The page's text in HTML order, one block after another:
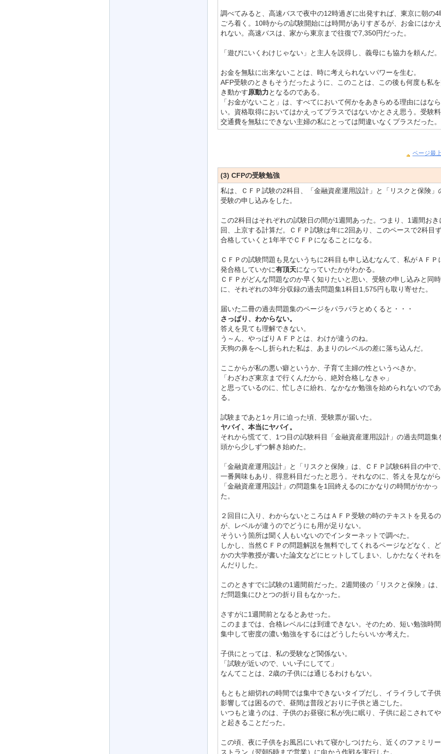
調べてみると、高速バスで夜中の12時過ぎに出発すれば、東京に朝の4
ごろ着く。10時からの試験開始には時間がありすぎるが、お金にはか
れない。高速バスは、家から東京まで往復で7,350円だった。
「遊びにいくわけじゃない」と主人を説得し、義母にも協力を頼んだ。
お金を無駄に出来ないことは、時に考えられないパワーを生む。
AFP受験のときもそうだったように、このことは、この後も何度も私
き動かす原動力となるのである。
「お金がないこと」は、すべてにおいて何かをあきらめる理由にはな
い。資格取得においてはかえってプラスではないかとさえ思う。受験
交通費を無駄にできない主婦の私にとっては間違いなくプラスだった。
ページ最
(3) CFPの受験勉強
私は、ＣＦＰ試験の2科目、「金融資産運用設計」と「リスクと保険」
受験の申し込みをした。
この2科目はそれぞれの試験日の間が1週間あった。つまり、1週間おき
回、上京する計算だ。ＣＦＰ試験は年に2回あり、このペースで2科目
合格していくと1年半でＣＦＰになることになる。
ＣＦＰの試験問題も見ないうちに2科目も申し込むなんて、私がＡＦＰ
発合格していかに有頂天になっていたかがわかる。
ＣＦＰがどんな問題なのか早く知りたいと思い、受験の申し込みと同時
に、それぞれの3年分収録の過去問題集1科目1,575円も取り寄せた。
届いた二冊の過去問題集のページをパラパラとめくると・・・
さっぱり、わからない。
答えを見ても理解できない。
う～ん、やっぱりＡＦＰとは、わけが違うのね。
天狗の鼻をへし折られた私は、あまりのレベルの差に落ち込んだ。
ここからが私の悪い癖というか、子育て主婦の性というべきか。
「わざわざ東京まで行くんだから、絶対合格しなきゃ」
と思っているのに、忙しさに紛れ、なかなか勉強を始められないのであ
る。
試験まであと 1ヶ月に迫った頃、受験票が届いた。
ヤバイ、本当にヤバイ。
それから慌てて、 1つ目の試験科目「金融資産運用設計」の過去問題集
頭から少しずつ解き始めた。
「金融資産運用設計」と「リスクと保険」は、ＣＦＰ試験6科目の中で、
一番興味もあり、得意科目だったと思う。それなのに、答えを見ながら
「金融資産運用設計」の問題集を1回終えるのにかなりの時間がかかっ
た。
２回目に入り、わからないところはＡＦＰ受験の時のテキストを見る
が、レベルが違うのでどうにも用が足りない。
そういう箇所は聞く人もいないのでインターネットで調べた。
しかし、当然ＣＦＰの問題解説を無料でしてくれるページなどなく、ど
かの大学教授が書いた論文などにヒットしてしまい、しかたなくそれ
んだりした。
このときすでに試験の1週間前だった。2週間後の「リスクと保険」は
だ問題集にひとつの折り目もなかった。
さすがに1週間前となるとあせった。
このままでは、合格レベルには到達できない。そのため、短い勉強時
集中して密度の濃い勉強をするにはどうしたらいいか考えた。
子供にとっては、私の受験など関係ない。
「試験が近いので、いい子にしてて」
なんてことは、 2歳の子供には通じるわけもない。
もともと細切れの時間では集中できないタイプだし、イライラして子
影響しては困るので、昼間は普段どおりに子供と過ごした。
いつもと違うのは、子供のお昼寝に私が先に眠り、子供に起こされて
と起きることだった。
この頃、夜に子供をお風呂にいれて寝かしつけたら、近くのファミリ
ストラン（翌朝5時まで営業）に向かう作戦を実行した。